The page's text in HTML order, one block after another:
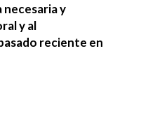
y
y al
reciente en